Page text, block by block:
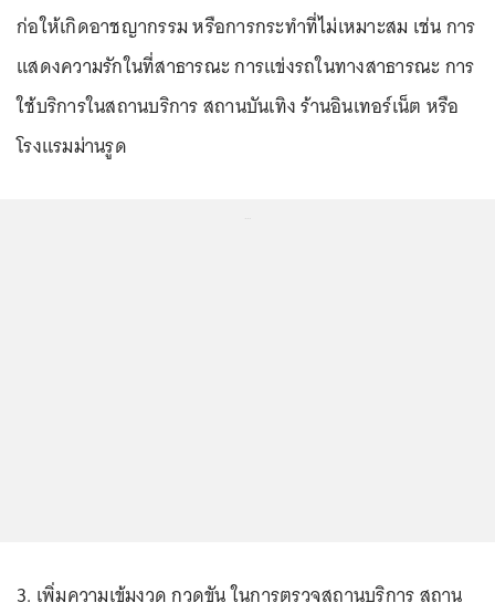
ก่อให้เกิดอาชญากรรม หรือการกระทำที่ไม่เหมาะสม เช่น การ
แสดงความรักในที่สาธารณะ การแข่งรถในทางสาธารณะ การ
ใช้บริการในสถานบริการ สถานบันเทิง ร้านอินเทอร์เน็ต หรือ
โรงแรมม่านรูด
3. เพิ่มความเข้มงวด กวดขัน ในการตรวจสถานบริการ สถาน